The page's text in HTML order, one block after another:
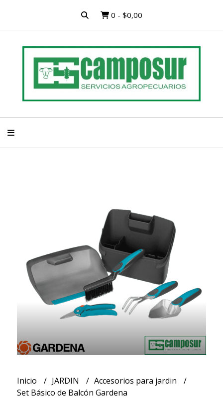
0 - $0,00
Inicio JARDIN
Accesorios para jardin
Set Básico de Balcón Gardena